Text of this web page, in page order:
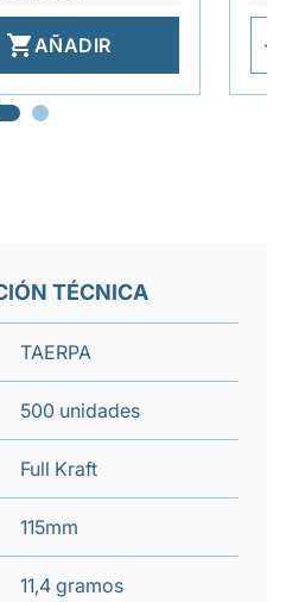
AÑADIR
TÉCNICA
TAERPA
500 unidades
Full Kraft
115mm
11,4 gramos